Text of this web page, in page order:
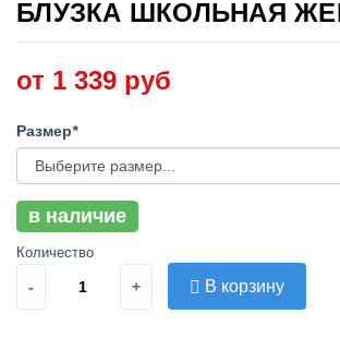
БЛУЗКА ШКОЛЬНАЯ
от 1 339 руб
Размер*
в наличие
Количество
- + В корзину